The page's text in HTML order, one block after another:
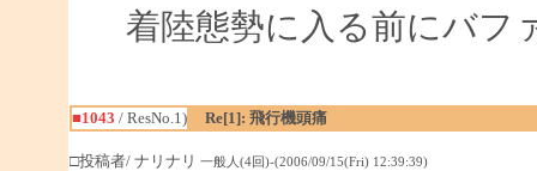
着陸態勢に入る前にバフ
■1043 / ResNo.1) Re[1]: 飛行機頭痛
□投稿者/ ナリナリ 一般人(4回)-(2006/09/15(Fri) 12:39:39)